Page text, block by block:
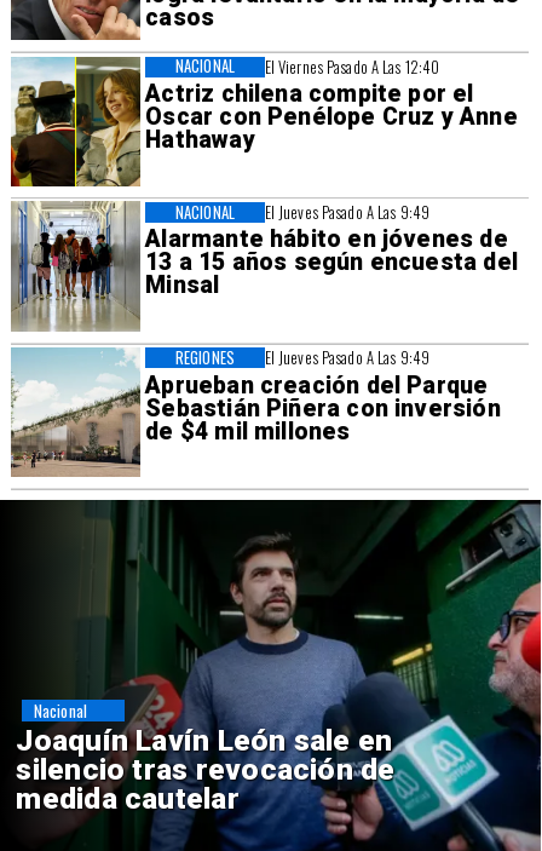
casos
El Viernes Pasado A Las 12:40
Actriz chilena compite por el
Oscar con Penélope Cruz y Anne
Hathaway
NACIONAL
El Jueves Pasado A Las 9:49
Alarmante hábito en jóvenes de
13 a 15 años según encuesta del
Minsal
NACIONAL
El Jueves Pasado A Las 9:49
Aprueban creación del Parque
Sebastián Piñera con inversión
de $4 mil millones
REGIONES
Chile y Venezuela formalizan
reinicio de relaciones
consulares
Nacional